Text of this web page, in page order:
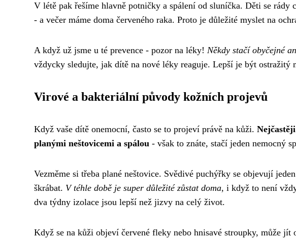
V létě pak řešíme hlavně potničky a spálení od sluníčka. Děti se rády
- a večer máme doma červeného raka. Proto je důležité myslet na
A když už jsme u té prevence - pozor na léky! Někdy stačí obyčejné
vždycky sledujte, jak dítě na nové léky reaguje. Lepší je být ostražitý
Virové a bakteriální původy kožních projevů
Když vaše dítě onemocní, často se to projeví právě na kůži.
planými neštovicemi a spálou - však to znáte, stačí jeden nemocný
Vezměme si třeba plané neštovice. Svědivé puchýřky se objevují
škrábat. V téhle době je super důležité zůstat doma, i když to není
dva týdny izolace jsou lepší než jizvy na celý život.
Když se na kůži objeví červené fleky nebo hnisavé stroupky, může